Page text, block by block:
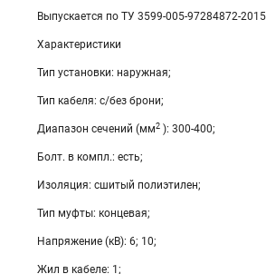
Выпускается по ТУ 3599-005-97284872-2015
Характеристики
Тип установки: наружная;
Тип кабеля: с/без брони;
Диапазон сечений (мм2 ): 300-400;
Болт. в компл.: есть;
Изоляция: сшитый полиэтилен;
Тип муфты: концевая;
Напряжение (кВ): 6; 10;
Жил в кабеле: 1;